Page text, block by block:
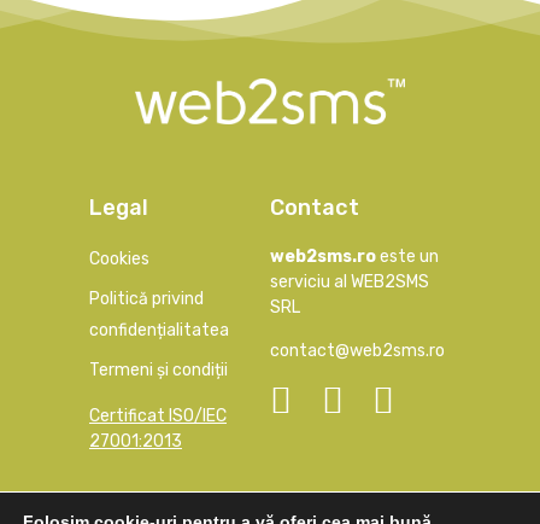
Legal
Cookies
Politică privind
confidențialitatea
Termeni și condiții
Certificat ISO/IEC
27001:2013
Contact
web2sms.roeste un
serviciu al WEB2SMS
SRL
contact@web2sms.ro